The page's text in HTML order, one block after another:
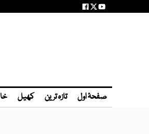
صفحۂ اول تازہ ترین کھیل